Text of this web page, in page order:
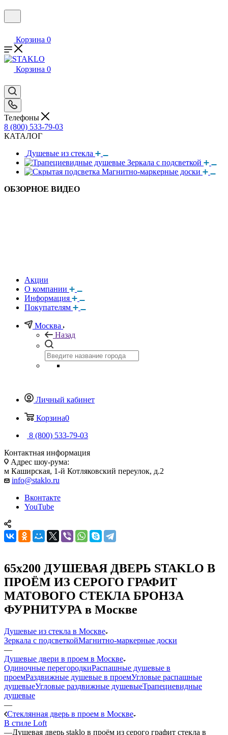
Корзина 0
Корзина 0
Телефоны
8 (800) 533-79-03
КАТАЛОГ
Душевые из стекла
Зеркала с подсветкой
Магнитно-маркерные доски
ОБЗОРНОЕ ВИДЕО
Акции
О компании
Информация
Покупателям
Москва
Назад
Личный кабинет
Корзина0
8 (800) 533-79-03
Контактная информация
Адрес шоу-рума:
м Каширская, 1-й Котляковский переулок, д.2
info@staklo.ru
Вконтакте
YouTube
65x200 ДУШЕВАЯ ДВЕРЬ STAKLO В
ПРОЁМ ИЗ СЕРОГО ГРАФИТ
МАТОВОГО СТЕКЛА БРОНЗА
ФУРНИТУРА в Москве
Душевые из стекла в Москве
Зеркала с подсветкойМагнитно-маркерные доски
—
Душевые двери в проем в Москве
Одиночные перегородкиРаспашные душевые в
проемРаздвижные душевые в проемУгловые распашные
душевыеУгловые раздвижные душевыеТрапециевидные
душевые
—
Стеклянная дверь в проем в Москве
В стиле Loft
—Душевая дверь staklo в проём из серого графит стекла в